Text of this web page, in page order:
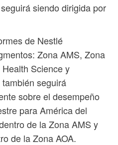
siendo dirigida por
de Nestlé
Zona AMS, Zona
Science y
seguirá
sobre el desempeño
para América del
de la Zona AMS y
de la Zona AOA.